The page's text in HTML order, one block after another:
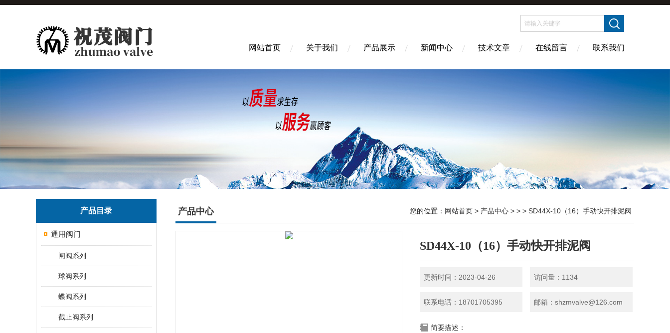
网站首页 关于我们 产品展示 新闻中心 技术文章 在线留言 联系我们
产品目录
通用阀门
闸阀系列
球阀系列
蝶阀系列
截止阀系列
产品中心 您的位置： 网站首页 > 产品中心 > > > SD44X-10（16）手动快开排泥阀
SD44X-10（16）手动快开排泥阀
更新时间：2023-04-26 访问量：1134
联系电话：18701705395 邮箱：shzmvalve@126.com
简要描述：